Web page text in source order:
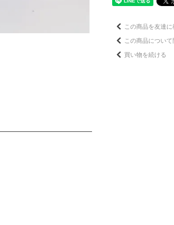
この商品を友達に
この商品につい
買い物を続ける